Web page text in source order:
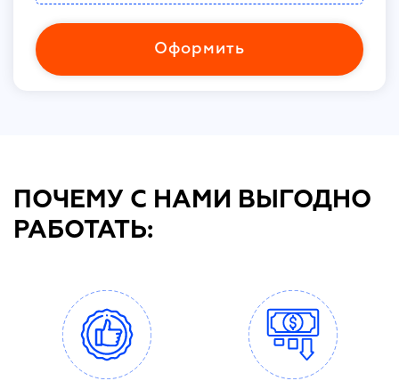
Оформить
ПОЧЕМУ С НАМИ ВЫГОДНО
РАБОТАТЬ: